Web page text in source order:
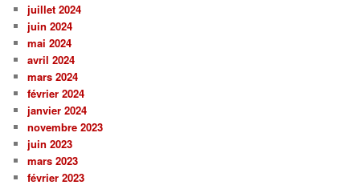
juillet 2024
juin 2024
mai 2024
avril 2024
mars 2024
février 2024
janvier 2024
novembre 2023
juin 2023
mars 2023
février 2023